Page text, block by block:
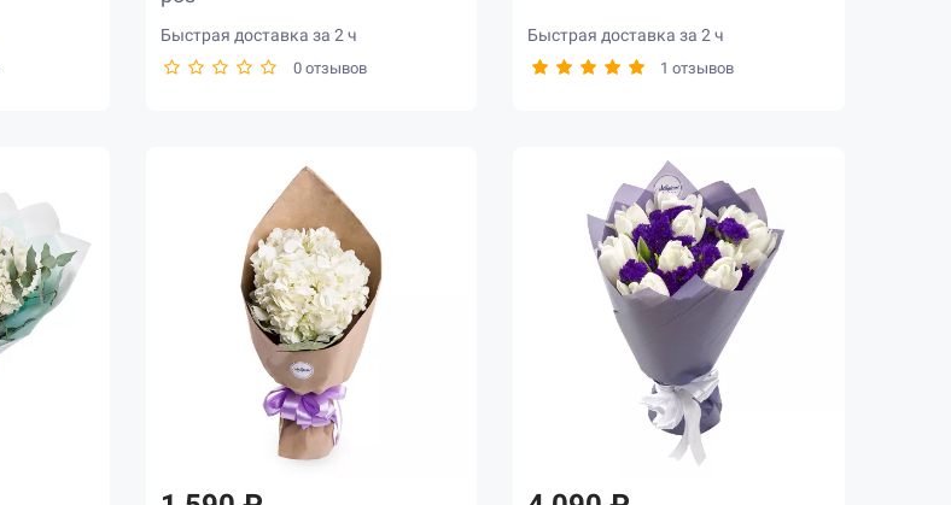
Быстрая доставка за 2 ч
0 отзывов
Быстрая доставка за 2 ч
1 отзывов